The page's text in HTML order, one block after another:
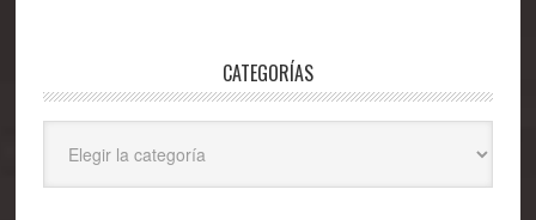
CATEGORÍAS